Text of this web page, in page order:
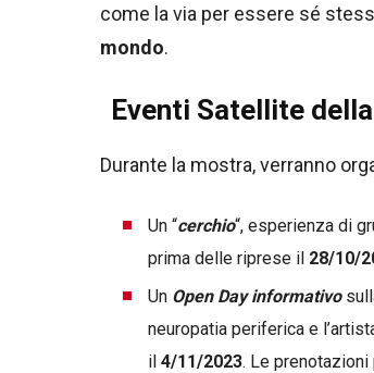
come la via per essere sé
mondo.
Eventi Satellite
Durante la mostra, verranno
Un “cerchio“, esperienza di
prima delle riprese il 28/10/
Un Open Day informativo
neuropatia periferica e
il 4/11/2023. Le prenotazioni